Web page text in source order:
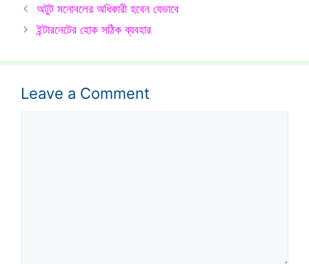
অটুট মনোবলের অধিকারী হবেন যেভাবে
ইন্টারনেটের হোক সঠিক ব্যবহার
Leave a Comment